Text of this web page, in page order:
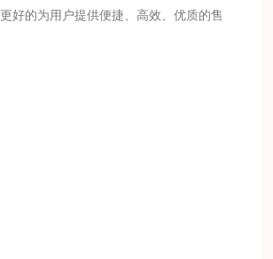
好的为用户提供便捷、高效、优质的售